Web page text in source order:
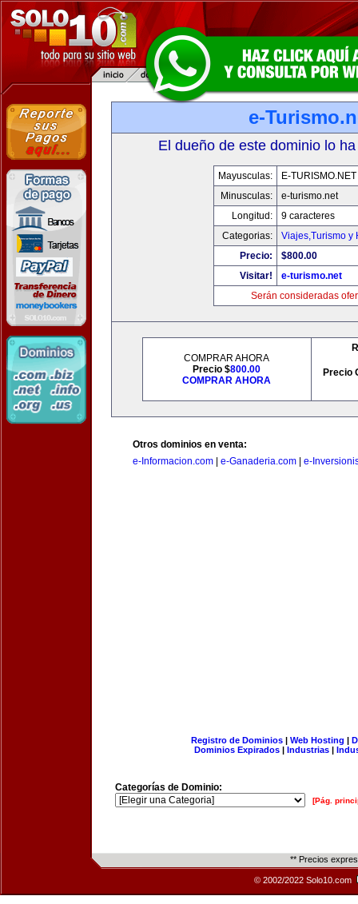
e-
El dueño de este dominio lo
Mayusculas:
E-TURISMO.NET
Minusculas:
e-turismo.net
Longitud:
9 caracteres
Categorias:
Viajes,Turismo y
Precio:
$800.00
Visitar!
e-turismo.net
Serán consideradas
COMPRAR AHORA
Precio $800.00
COMPRAR AHORA
Precio
Otros dominios en venta:
e-Informacion.com
e-Ganaderia.com e-
Registro de Dominios| Web Hosting |
Dominios Expirados | Industrias |
Categorías de Dominio:
[Pág.
** Precios
© 2002/2022 Solo10.com